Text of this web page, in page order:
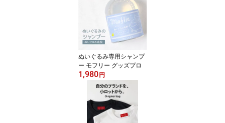
ぬいぐるみ専用シャンプ
ー モフリー グッズプロ
1,980円